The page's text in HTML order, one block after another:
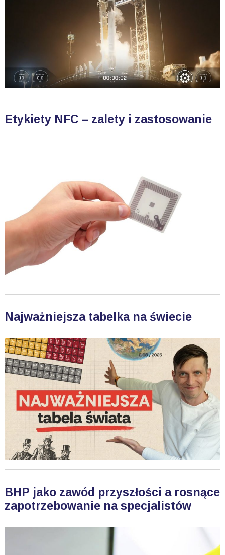
Etykiety NFC – zalety i zastosowanie
Najważniejsza tabelka na świecie
BHP jako zawód przyszłości a rosnące
zapotrzebowanie na specjalistów